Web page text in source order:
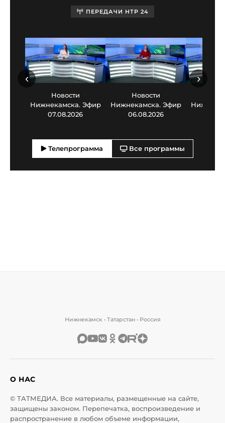
ПЕРЕДАЧИ НТР 24
Новости
Нижнекамска. Эфир
07.08.2026
Новости
Нижнекамска. Эфир
06.08.2026
‹ ›
Телепрограмма Все программы
Нижнекамск • Татарстан • Россия
О НАС
© ТАТМЕДИА. Все материалы, размещенные на сайте,
защищены законом. Перепечатка, воспроизведение и
распространение в любом объеме информации,